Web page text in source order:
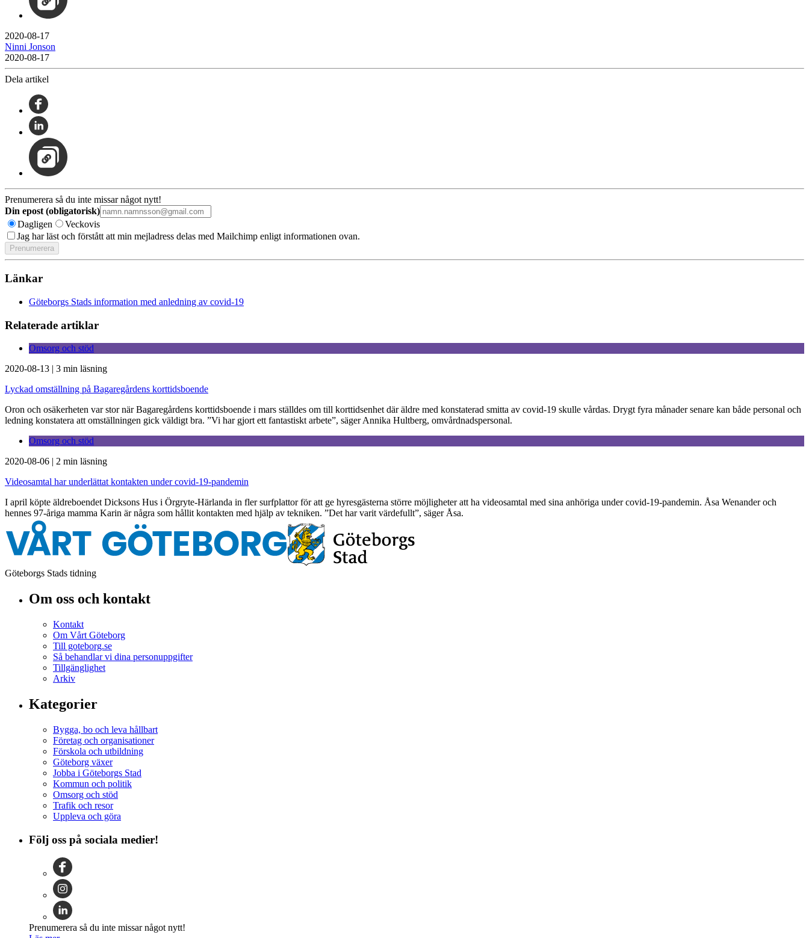
2020-08-17
Ninni Jonson
2020-08-17
Dela artikel
Prenumerera så du inte missar något nytt!
Din epost (obligatorisk)
Dagligen
Veckovis
Jag har läst och förstått att min mejladress delas med Mailchimp enligt informationen ovan.
Länkar
Göteborgs Stads information med anledning av covid-19
Relaterade artiklar
Omsorg och stöd
2020-08-13 | 3 min läsning
Lyckad omställning på Bagaregårdens korttidsboende
Oron och osäkerheten var stor när Bagaregårdens korttidsboende i mars ställdes om till korttidsenhet där äldre med konstaterad smitta av covid-19 skulle vårdas. Drygt fyra månader senare kan både personal och
ledning konstatera att omställningen gick väldigt bra. ”Vi har gjort ett fantastiskt arbete”, säger Annika Hultberg, omvårdnadspersonal.
Omsorg och stöd
2020-08-06 | 2 min läsning
Videosamtal har underlättat kontakten under covid-19-pandemin
I april köpte äldreboendet Dicksons Hus i Örgryte-Härlanda in fler surfplattor för att ge hyresgästerna större möjligheter att ha videosamtal med sina anhöriga under covid-19-pandemin. Åsa Wenander och
hennes 97-åriga mamma Karin är några som hållit kontakten med hjälp av tekniken. ”Det har varit värdefullt”, säger Åsa.
Göteborgs Stads tidning
Om oss och kontakt
Kontakt
Om Vårt Göteborg
Till goteborg.se
Så behandlar vi dina personuppgifter
Tillgänglighet
Arkiv
Kategorier
Bygga, bo och leva hållbart
Företag och organisationer
Förskola och utbildning
Göteborg växer
Jobba i Göteborgs Stad
Kommun och politik
Omsorg och stöd
Trafik och resor
Uppleva och göra
Följ oss på sociala medier!
Prenumerera så du inte missar något nytt!